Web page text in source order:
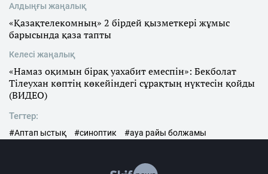
Алдыңғы жаңалық
«Қазақтелекомның» 2 бірдей қызметкері жұмыс
барысында қаза тапты
Келесі жаңалық
«Намаз оқимын бірақ уахабит емеспін»: Бекболат
Тілеухан көптің көкейіндегі сұрақтың нүктесін қойды
(ВИДЕО)
Тегтер:
#Аптап ыстық #синоптик #ауа райы болжамы